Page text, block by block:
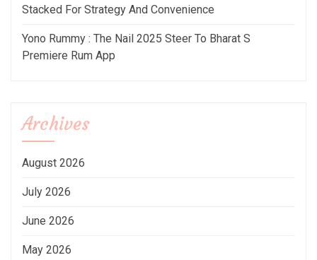
Stacked For Strategy And Convenience
Yono Rummy : The Nail 2025 Steer To Bharat S
Premiere Rum App
Archives
August 2026
July 2026
June 2026
May 2026